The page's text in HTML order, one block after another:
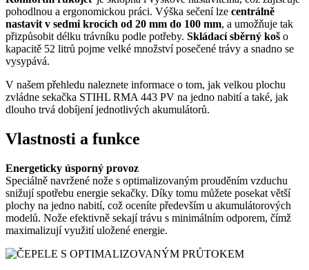
pohodlnou a ergonomickou práci. Výška sečení lze centrálně
nastavit v sedmi krocích od 20 mm do 100 mm, a umožňuje tak
přizpůsobit délku trávníku podle potřeby. Skládací sběrný koš o
kapacitě 52 litrů pojme velké množství posečené trávy a snadno se
vysypává.
V našem přehledu naleznete informace o tom, jak velkou plochu
zvládne sekačka STIHL RMA 443 PV na jedno nabití a také, jak
dlouho trvá dobíjení jednotlivých akumulátorů.
Vlastnosti a funkce
Energeticky úsporný provoz
Speciálně navržené nože s optimalizovaným prouděním vzduchu
snižují spotřebu energie sekačky. Díky tomu můžete posekat větší
plochy na jedno nabití, což oceníte především u akumulátorových
modelů. Nože efektivně sekají trávu s minimálním odporem, čímž
maximalizují využití uložené energie.